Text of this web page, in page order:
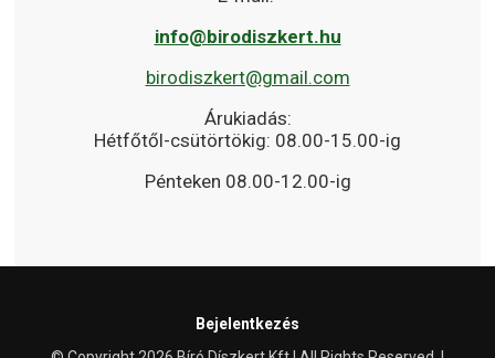
info@birodiszkert.hu
birodiszkert@gmail.com
Árukiadás:
Hétfőtől-csütörtökig: 08.00-15.00-ig
Pénteken 08.00-12.00-ig
Bejelentkezés